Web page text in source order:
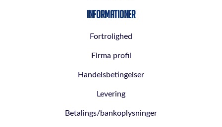
Informationer
Fortrolighed
Firma profil
Handelsbetingelser
Levering
Betalings/bankoplysninger